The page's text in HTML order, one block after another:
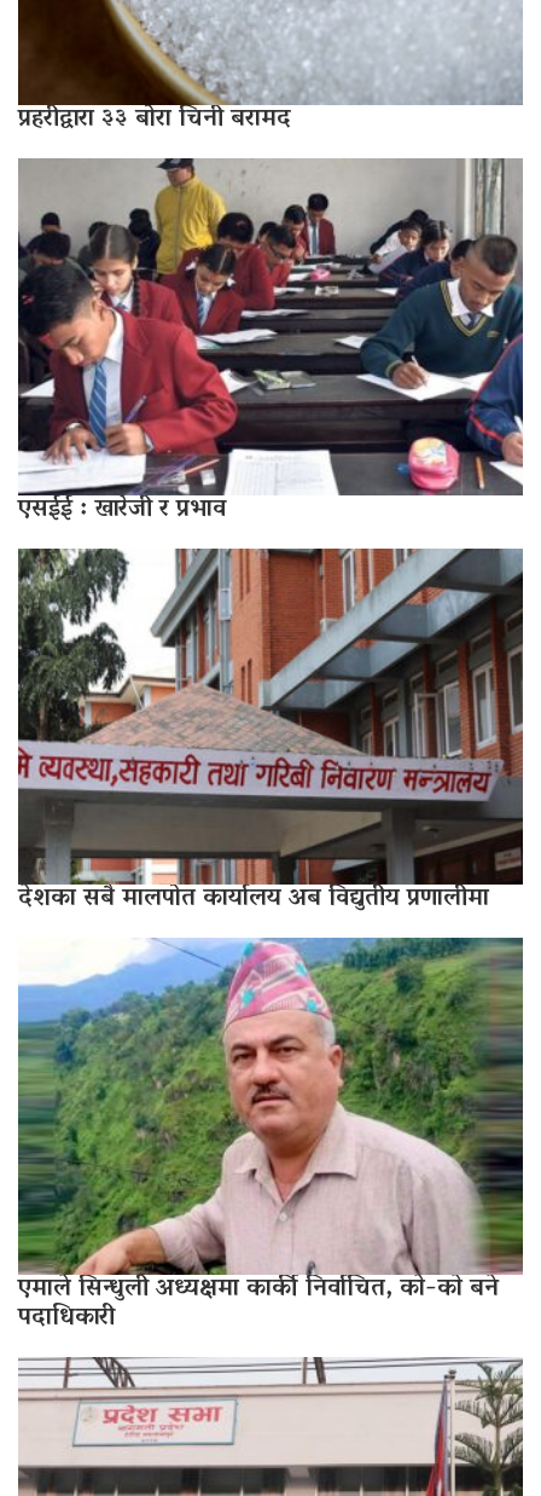
प्रहरीद्वारा ३३ बोरा चिनी बरामद
एसईई : खारेजी र प्रभाव
देशका सबै मालपोत कार्यालय अब विद्युतीय प्रणालीमा
एमाले सिन्धुली अध्यक्षमा कार्की निर्वाचित, काे-काे बने
पदाधिकारी